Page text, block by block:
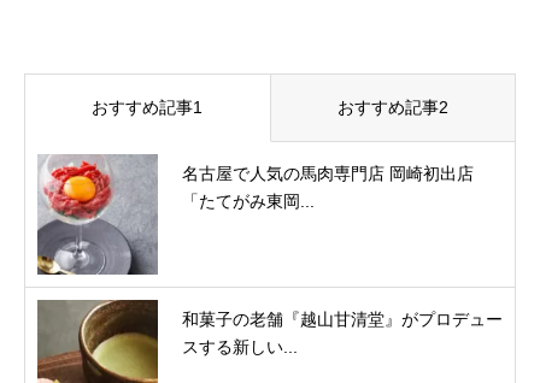
おすすめ記事1 おすすめ記事2
名古屋で人気の馬肉専門店 岡崎初出店
「たてがみ東岡...
和菓子の老舗『越山甘清堂』がプロデュー
スする新しい...